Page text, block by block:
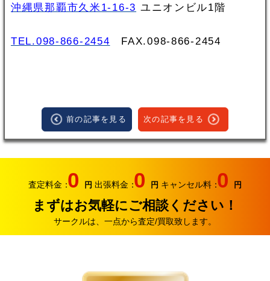
沖縄県那覇市久米1-16-3 ユニオンビル1階
TEL.098-866-2454 FAX.098‐866‐2454
前の記事を見る 次の記事を見る
査定料金：0 円 出張料金：0 円 キャンセル料：0 円
まずはお気軽にご相談ください！
サークルは、一点から査定/買取致します。